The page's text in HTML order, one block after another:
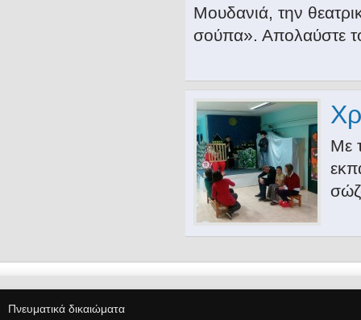
Μουδανιά, την
σούπα». Απολαύστε
Με
Πνευματικά δικαιώματα